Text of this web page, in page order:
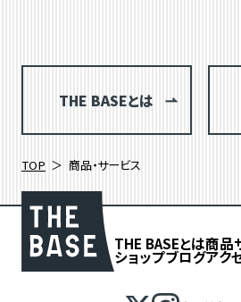
THE BASEとは
TOP 商品・サービス
THE BASEとは商品
ショップブログアク